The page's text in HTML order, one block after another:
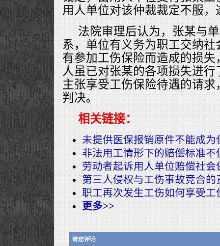
用人单位对该仲裁裁定不服
法院审理后认为，张某与
系，单位有义务为职工交纳
有参加工伤保险而造成的损
人虽已对张某的各项损失进
主张享受工伤保险待遇的请
判决。
相关链接：
未提供医保报销原件不能成为
非法用工情形下的赔偿标准不
劳动者起诉用人单位赔偿社会
第三人侵权与工伤事故竞合的
职工再次发生工伤如何享受工
更多>>